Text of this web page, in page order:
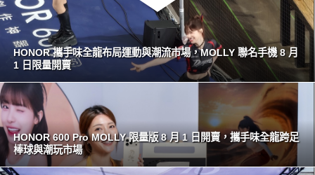
HONOR 攜手味全龍布局運動與潮流市場，MOLLY 聯名手機 8 月
1 日限量開賣
HONOR 600 Pro MOLLY 限量版 8 月 1 日開賣，攜手味全龍跨足
棒球與潮玩市場